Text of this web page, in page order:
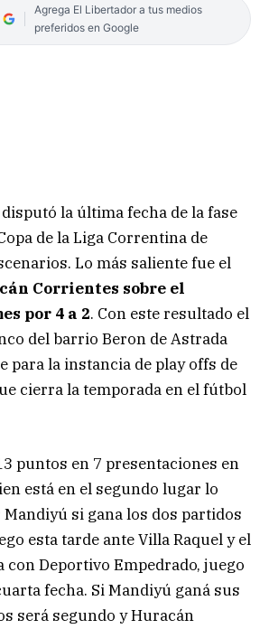
Agrega El Libertador a tus medios
preferidos en Google
la última fecha de la fase
de la Liga Correntina de
Lo más saliente fue el
Corrientes sobre el
por 4 a 2. Con este resultado el
del barrio Beron de Astrada
para la instancia de play offs de
cierra la temporada en el fútbol
puntos en 7 presentaciones en
está en el segundo lugar lo
Mandiyú si gana los dos partidos
esta tarde ante Villa Raquel y el
con Deportivo Empedrado, juego
fecha. Si Mandiyú ganá sus
será segundo y Huracán